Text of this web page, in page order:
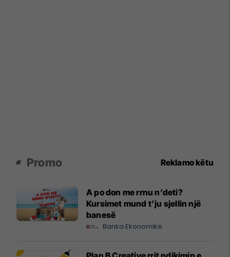
Promo Reklamo këtu
A po don me rrnu n’deti?
Kursimet mund t’ju sjellin një
banesë
Banka Ekonomike